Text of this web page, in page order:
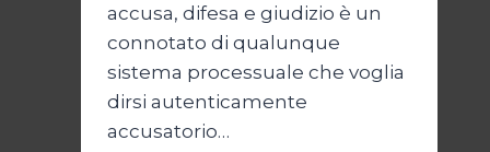
accusa, difesa e giudizio è un
connotato di qualunque
sistema processuale che voglia
dirsi autenticamente
accusatorio…